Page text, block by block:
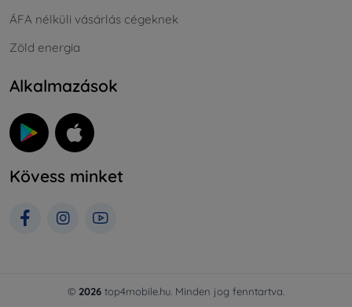
ÁFA nélküli vásárlás cégeknek
Zöld energia
Alkalmazások
Kövess minket
© 2026 top4mobile.hu. Minden jog fenntartva.